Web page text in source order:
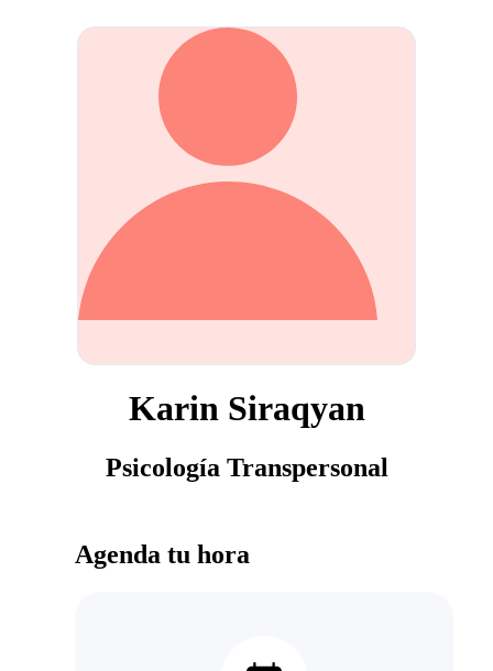
Karin Siraqyan
Psicología Transpersonal
Agenda tu hora